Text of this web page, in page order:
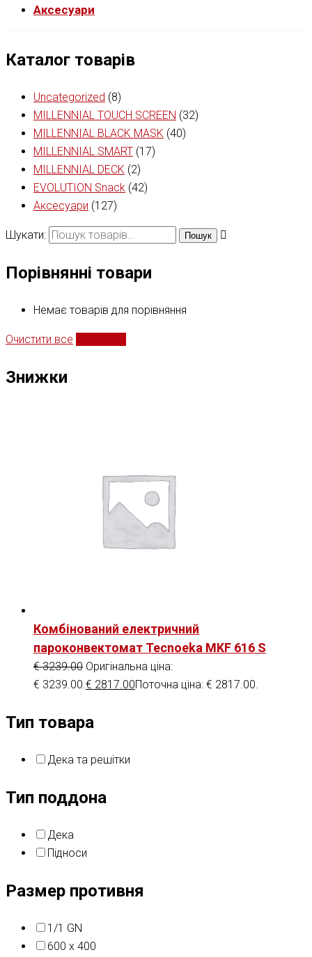
Аксесуари
Каталог товарів
Uncategorized (8)
MILLENNIAL TOUCH SCREEN (32)
MILLENNIAL BLACK MASK (40)
MILLENNIAL SMART (17)
MILLENNIAL DECK (2)
EVOLUTION Snack (42)
Аксесуари (127)
Шукати: Пошук
Порівнянні товари
Немає товарів для порівняння
Очистити все
Знижки
Комбінований електричний
пароконвектомат Tecnoeka MKF 616 S
€3239.00 Оригінальна ціна:
€ 3239.00. € 2817.00Поточна ціна: € 2817.00.
Тип товара
Дека та решітки
Тип поддона
Дека
Підноси
Размер противня
1/1 GN
600 x 400